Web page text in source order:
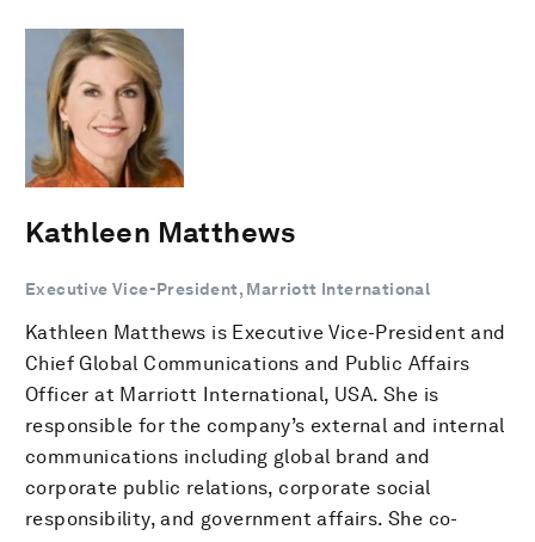
Kathleen Matthews
Executive Vice-President, Marriott International
Kathleen Matthews is Executive Vice-President and
Chief Global Communications and Public Affairs
Officer at Marriott International, USA. She is
responsible for the company’s external and internal
communications including global brand and
corporate public relations, corporate social
responsibility, and government affairs. She co-